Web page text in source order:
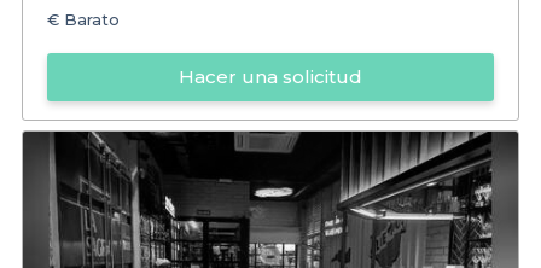
€ Barato
Hacer una solicitud